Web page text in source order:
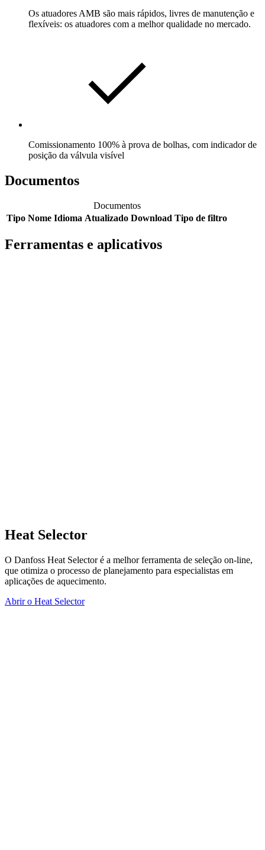
Os atuadores AMB são mais rápidos, livres de manutenção e
flexíveis: os atuadores com a melhor qualidade no mercado.
Comissionamento 100% à prova de bolhas, com indicador de
posição da válvula visível
Documentos
Documentos
Tipo Nome Idioma Atualizado Download Tipo de filtro
Ferramentas e aplicativos
Heat Selector
O Danfoss Heat Selector é a melhor ferramenta de seleção on-line,
que otimiza o processo de planejamento para especialistas em
aplicações de aquecimento.
Abrir o Heat Selector